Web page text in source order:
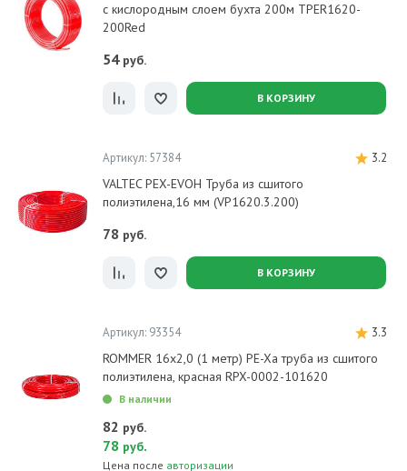
с кислородным слоем бухта 200м TPER1620-
200Red
54 руб.
В КОРЗИНУ
Артикул: 57384 3.2
VALTEC PEX-EVOH Труба из сшитого
полиэтилена,16 мм (VP1620.3.200)
78 руб.
В КОРЗИНУ
Артикул: 93354 3.3
ROMMER 16х2,0 (1 метр) PE-Xa труба из сшитого
полиэтилена, красная RPX-0002-101620
В наличии
82 руб.
78 руб.
Цена после авторизации